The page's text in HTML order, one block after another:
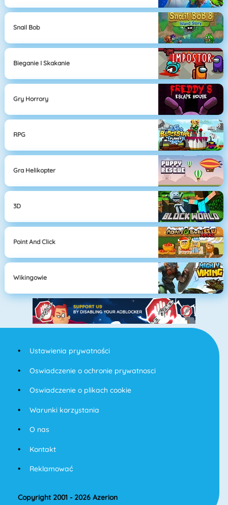
Snail Bob
Bieganie I Skakanie
Gry Horrory
RPG
Gra Helikopter
3D
Point And Click
Wikingowie
Ustawienia prywatności
Oswiadczenie o ochronie prywatnosci
Oswiadczenie o plikach cookie
Warunki korzystania
O nas
Kontakt
Reklamować
Copyright 2001 - 2026 Azerion